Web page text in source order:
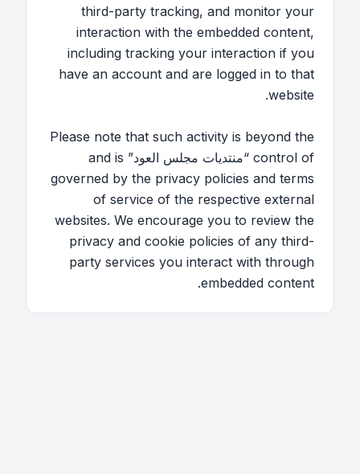
third-party tracking, and monitor your
interaction with the embedded content,
including tracking your interaction if you
have an account and are logged in to that
website.
Please note that such activity is beyond the
control of “منتديات مجلس العود” and is
governed by the privacy policies and terms
of service of the respective external
websites. We encourage you to review the
privacy and cookie policies of any third-
party services you interact with through
embedded content.